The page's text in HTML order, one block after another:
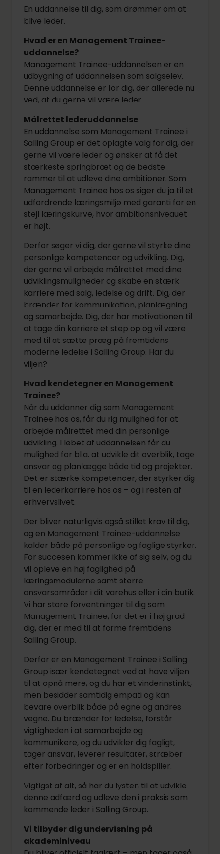
En uddannelse til dig, som drømmer om at
blive leder.
Hvad er en Management Trainee-
uddannelse?
Management Trainee-uddannelsen er en
udbygning af uddannelsen som salgselev.
Denne uddannelse er for dig, der allerede nu
ved, at du gerne vil være leder.
Målrettet lederuddannelse
En uddannelse som Management Trainee i
Salling Group er det oplagte valg for dig, der
gerne vil være leder og ønsker at få det
stærkeste springbræt og de bedste
rammer til at udleve dine ambitioner. Som
Management Trainee hos os siger du ja til et
udfordrende læringsmiljø med garanti for en
stejl læringskurve, hvor ambitionsniveauet
er højt.
Derfor søger vi dig, der gerne vil styrke dine
personlige kompetencer og udvikling. Dig,
der gerne vil arbejde målrettet med dine
udviklingsmuligheder og skabe en stærk
karriere med salg, ledelse og drift. Dig, der
brænder for kommunikation, planlægning
og samarbejde. Dig, der har motivationen til
at tage din karriere et step op og vil være
med til at sætte præg på fremtidens
moderne ledelse i Salling Group. Har du
viljen?
Hvad kendetegner en Management
Trainee?
Når du uddanner dig som Management
Trainee hos os, får du rig mulighed for at
arbejde målrettet med din personlige
udvikling. I løbet af uddannelsen får du
mulighed for bl.a. at udvikle dit overblik, tage
ansvar og planlægge både tid og projekter.
Det er stærke kompetencer, der styrker dig
til en lederkarriere hos os – og i resten af
erhvervslivet.
Der bliver naturligvis også stillet krav til dig,
og en Management Trainee-uddannelse
kalder både på personlige og faglige styrker.
For succesen kommer ikke af sig selv, og du
vil opleve en høj faglighed på
læringsmodulerne samt større
ansvarsområder i dit varehus eller i din butik.
Vi har store forventninger til dig som
Management Trainee, for det er i høj grad
dig, der er med til at forme fremtidens
Salling Group.
Derfor er en Management Trainee i Salling
Group især kendetegnet ved at have viljen
til at opnå mere, og du har et vinderinstinkt,
men besidder samtidig empati og kan
bevare overblik både på egne og andres
vegne. Du brænder for ledelse, forstår
vigtigheden i at samarbejde og
kommunikere, og du udvikler dig fagligt,
tager ansvar, leverer resultater, stræber
efter forbedringer og er en holdspiller.
Vigtigst af alt, så har du lysten til at udvikle
denne adfærd og udleve den i praksis som
kommende leder i Salling Group.
Vi tilbyder dig undervisning på
akademiniveau